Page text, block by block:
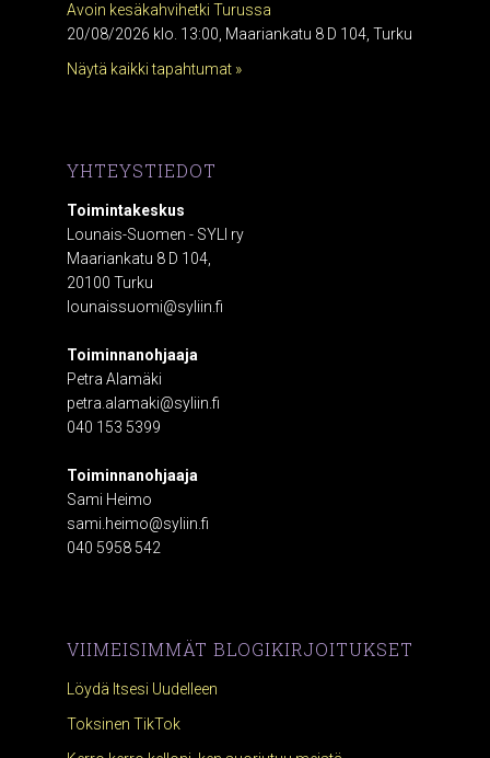
Avoin kesäkahvihetki Turussa
20/08/2026 klo. 13:00, Maariankatu 8 D 104, Turku
Näytä kaikki tapahtumat »
YHTEYSTIEDOT
Toimintakeskus
Lounais-Suomen - SYLI ry
Maariankatu 8 D 104,
20100 Turku
lounaissuomi@syliin.fi
Toiminnanohjaaja
Petra Alamäki
petra.alamaki@syliin.fi
040 153 5399
Toiminnanohjaaja
Sami Heimo
sami.heimo@syliin.fi
040 5958 542
VIIMEISIMMÄT BLOGIKIRJOITUKSET
Löydä Itsesi Uudelleen
Toksinen TikTok